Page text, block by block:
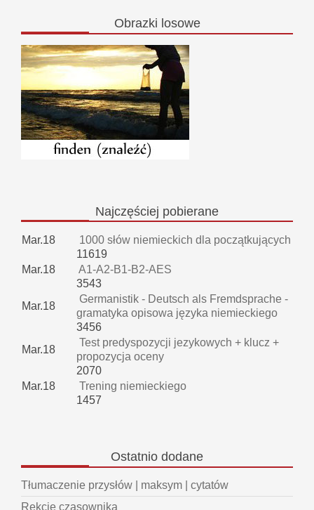
Obrazki losowe
Najczęściej pobierane
Mar.18
1000 słów niemieckich dla początkujących
11619
Mar.18
A1-A2-B1-B2-AES
3543
Mar.18
Germanistik - Deutsch als Fremdsprache -
gramatyka opisowa języka niemieckiego
3456
Mar.18
Test predyspozycji jezykowych + klucz +
propozycja oceny
2070
Mar.18
Trening niemieckiego
1457
Ostatnio dodane
Tłumaczenie przysłów | maksym | cytatów
Rekcje czasownika